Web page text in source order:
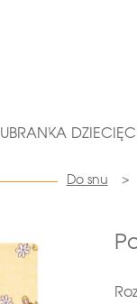
UBRANKA
Do snu >